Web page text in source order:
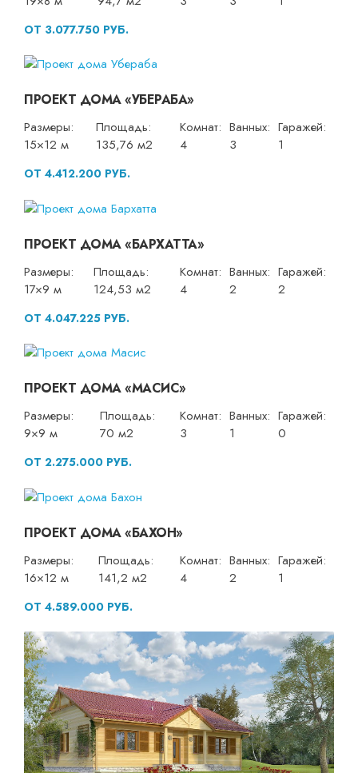
ОТ 3.077.750 РУБ.
ПРОЕКТ ДОМА «УБЕРАБА»
Размеры:
15×12 м
Площадь:
135,76 м2
Комнат:
4
Ванных:
3
Гаражей:
1
ОТ 4.412.200 РУБ.
ПРОЕКТ ДОМА «БАРХАТТА»
Размеры:
17×9 м
Площадь:
124,53 м2
Комнат:
4
Ванных:
2
Гаражей:
2
ОТ 4.047.225 РУБ.
ПРОЕКТ ДОМА «МАСИС»
Размеры:
9×9 м
Площадь:
70 м2
Комнат:
3
Ванных:
1
Гаражей:
0
ОТ 2.275.000 РУБ.
ПРОЕКТ ДОМА «БАХОН»
Размеры:
16×12 м
Площадь:
141,2 м2
Комнат:
4
Ванных:
2
Гаражей:
1
ОТ 4.589.000 РУБ.